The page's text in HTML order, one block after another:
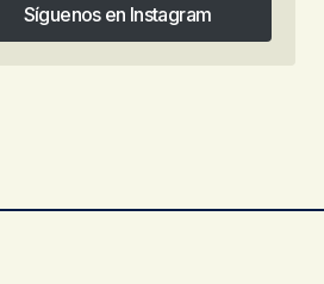
Síguenos en Instagram
Síguenos en Instagram